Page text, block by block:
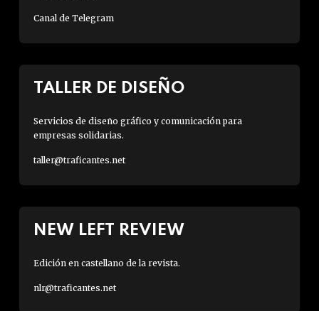
Canal de Telegram
TALLER DE DISEÑO
Servicios de diseño gráfico y comunicación para
empresas solidarias.
taller@traficantes.net
NEW LEFT REVIEW
Edición en castellano de la revista.
nlr@traficantes.net